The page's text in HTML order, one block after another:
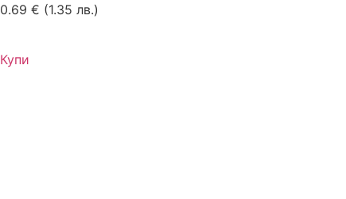
0.69€ (1.35 лв.)
Купи